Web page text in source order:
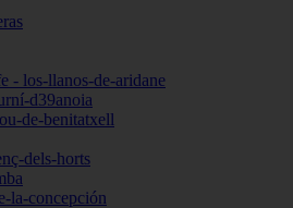
- los-llanos-de-aridane
d39anoia
de-benitatxell
dels-horts
la-concepción